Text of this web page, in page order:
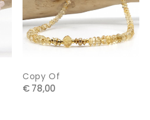
Copy Of
€ 78,00